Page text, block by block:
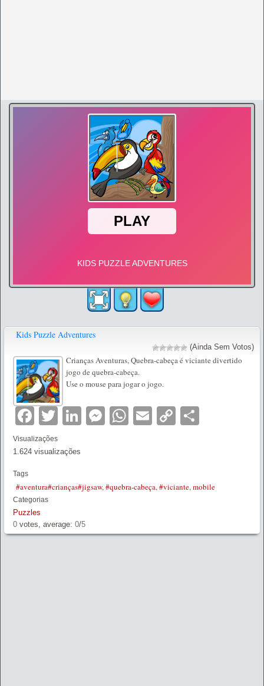
Kids Puzzle Adventures
(Ainda Sem Votos)
Crianças Aventuras, Quebra-cabeça é viciante divertido
jogo de quebra-cabeça.
Use o mouse para jogar o jogo.
Facebook
TwitterLinkedIn
Messenger
WhatsApp
EmailCopy
Visualizações
1.624 visualizações
Tags
#aventura#crianças#jigsaw,#quebra-cabeça,#viciante,mobile
Categorias
Puzzles
0 votes, average: 0/5